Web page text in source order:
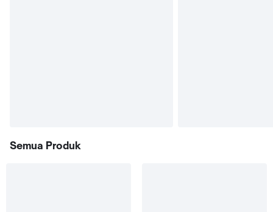
Semua Produk